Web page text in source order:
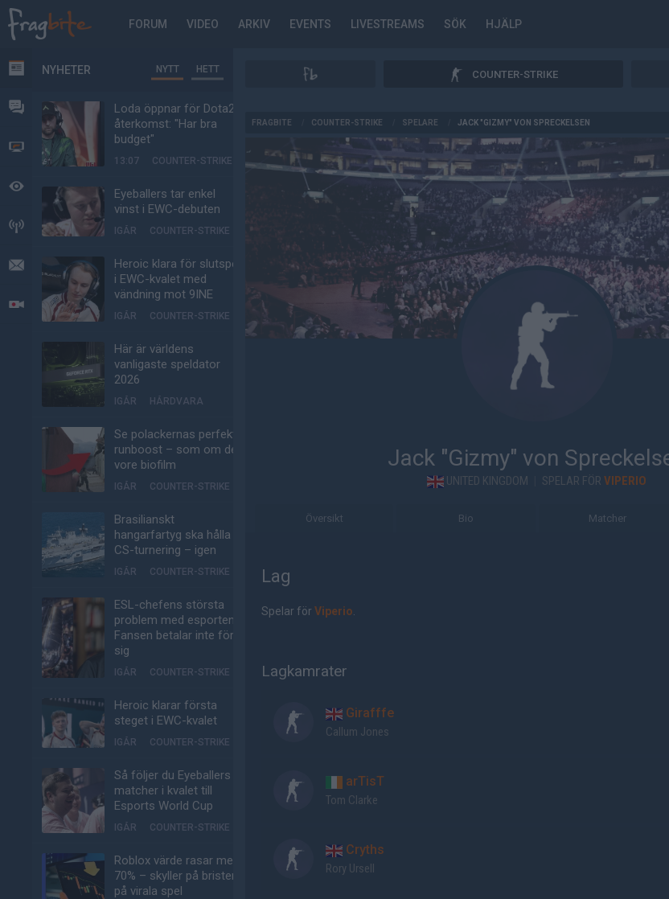
FORUM VIDEO ARKIV EVENTS LIVESTREAMS SÖK HJÄLP
NYHETER
FORUM
VIDEO
BEVAKAT
HÄNDELSER
MEDDELANDEN
LIVESÄNDNINGAR
NYHETER NYTT HETT
Loda öppnar för Dota2-
återkomst: "Har bra
budget"
13:07 COUNTER-STRIKE
Eyeballers tar enkel
vinst i EWC-debuten
IGÅR COUNTER-STRIKE
Heroic klara för slutspel
i EWC-kvalet med
vändning mot 9INE
IGÅR COUNTER-STRIKE
Här är världens
vanligaste speldator
2026
IGÅR HÅRDVARA
Se polackernas perfekta
runboost – som om det
vore biofilm
IGÅR COUNTER-STRIKE
Brasilianskt
hangarfartyg ska hålla
CS-turnering – igen
IGÅR COUNTER-STRIKE
ESL-chefens största
problem med esporten:
Fansen betalar inte för
sig
IGÅR COUNTER-STRIKE
Heroic klarar första
steget i EWC-kvalet
IGÅR COUNTER-STRIKE
Så följer du Eyeballers
matcher i kvalet till
Esports World Cup
IGÅR COUNTER-STRIKE
Roblox värde rasar med
70% – skyller på bristen
på virala spel
COUNTER-STRIKE
FRAGBITE COUNTER-STRIKE SPELARE JACK "GIZMY" VON SPRECKELSEN
Jack "Gizmy" von
UNITED KINGDOM SPELAR FÖRVIPERIO
Översikt Bio Matcher
Lag
Spelar för Viperio.
Lagkamrater
Girafffe
Callum Jones
arTisT
Tom Clarke
Cryths
Rory Ursell